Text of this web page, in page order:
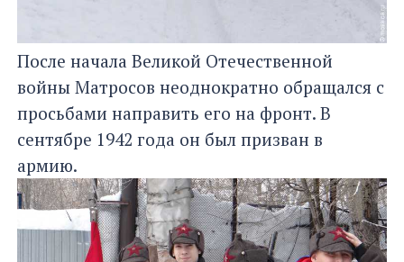
После начала Великой Отечественной
войны Матросов неоднократно обращался с
просьбами направить его на фронт. В
сентябре 1942 года он был призван в
армию.